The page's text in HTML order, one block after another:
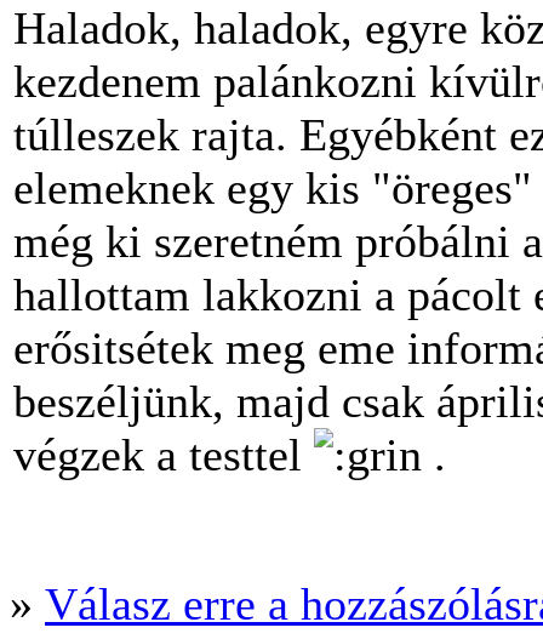
Haladok, haladok, egyre
kezdenem palánkozni
túlleszek rajta. Egyébként
elemeknek egy kis
még ki szeretném próbálni
hallottam lakkozni a
erősitsétek meg eme
beszéljünk, majd csak
végzek a testtel
.
» Válasz erre a